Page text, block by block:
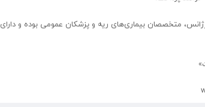
بیماری‌های ریه و پزشکان عمومی بوده و دارای ۲ امتیاز آموزش مداوم است.